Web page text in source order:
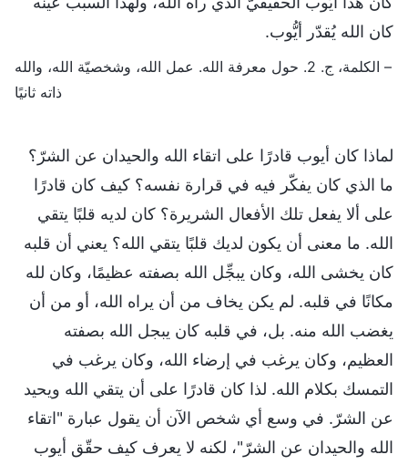
كان الله يُقدّر أيُّوب.
– الكلمة، ج. 2. حول معرفة الله. عمل الله، وشخصيّة الله، والله
ذاته ثانيًا
لماذا كان أيوب قادرًا على اتقاء الله والحيدان عن الشرّ؟
ما الذي كان يفكّر فيه في قرارة نفسه؟ كيف كان قادرًا
على ألا يفعل تلك الأفعال الشريرة؟ كان لديه قلبًا يتقي
الله. ما معنى أن يكون لديك قلبًا يتقي الله؟ يعني أن قلبه
كان يخشى الله، وكان يبجِّل الله بصفته عظيمًا، وكان لله
مكانًا في قلبه. لم يكن يخاف من أن يراه الله، أو من أن
يغضب الله منه. بل، في قلبه كان يبجل الله بصفته
العظيم، وكان يرغب في إرضاء الله، وكان يرغب في
التمسك بكلام الله. لذا كان قادرًا على أن يتقي الله ويحيد
عن الشرّ. في وسع أي شخص الآن أن يقول عبارة "اتقاء
الله والحيدان عن الشرّ"، لكنه لا يعرف كيف حقّق أيوب